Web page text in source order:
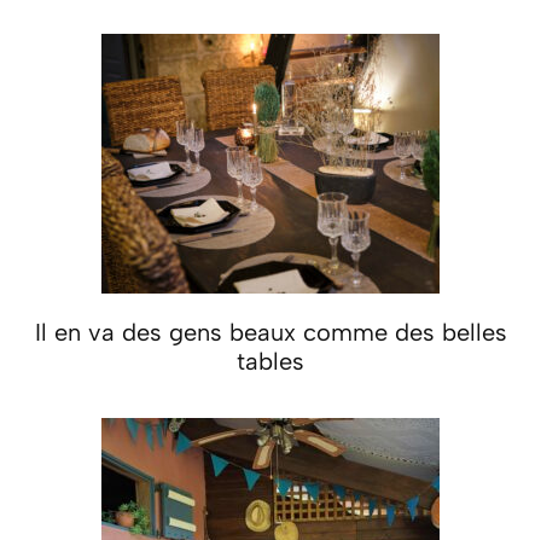
Il en va des gens beaux comme des belles
tables